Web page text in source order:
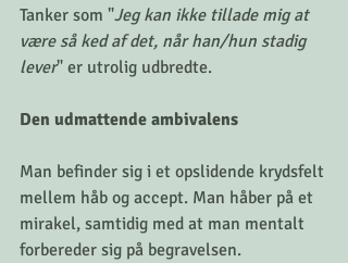
Tanker som "Jeg kan ikke tillade mig at
være så ked af det, når han/hun stadig
lever" er utrolig udbredte.
Den udmattende ambivalens
Man befinder sig i et opslidende krydsfelt
mellem håb og accept. Man håber på et
mirakel, samtidig med at man mentalt
forbereder sig på begravelsen.